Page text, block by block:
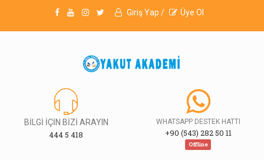
Giriş Yap / Üye Ol
BİLGİ İÇİN BİZİ ARAYIN
444 5 418
WHATSAPP DESTEK HATTI
+90 (543) 282 50 11
Offline